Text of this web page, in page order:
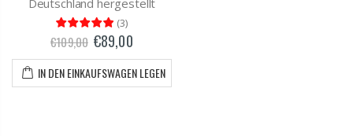
(3)
€109,00 €89,00
IN DEN EINKAUFSWAGEN LEGEN